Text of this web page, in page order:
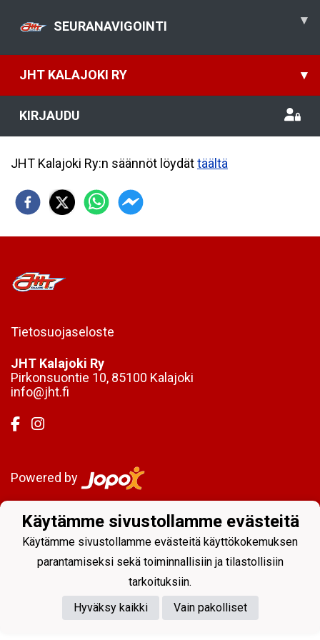
SEURANAVIGOINTI ▾
JHT KALAJOKI RY ▾
KIRJAUDU
JHT Kalajoki Ry:n säännöt löydättäältä
Tietosuojaseloste
JHT Kalajoki Ry
Pirkonsuontie 10, 85100 Kalajoki
info@jht.fi
Powered by
Käytämme sivustollamme evästeitä
Käytämme sivustollamme evästeitä käyttökokemuksen
parantamiseksi sekä toiminnallisiin ja tilastollisiin
tarkoituksiin.
Hyväksy kaikki
Vain pakolliset